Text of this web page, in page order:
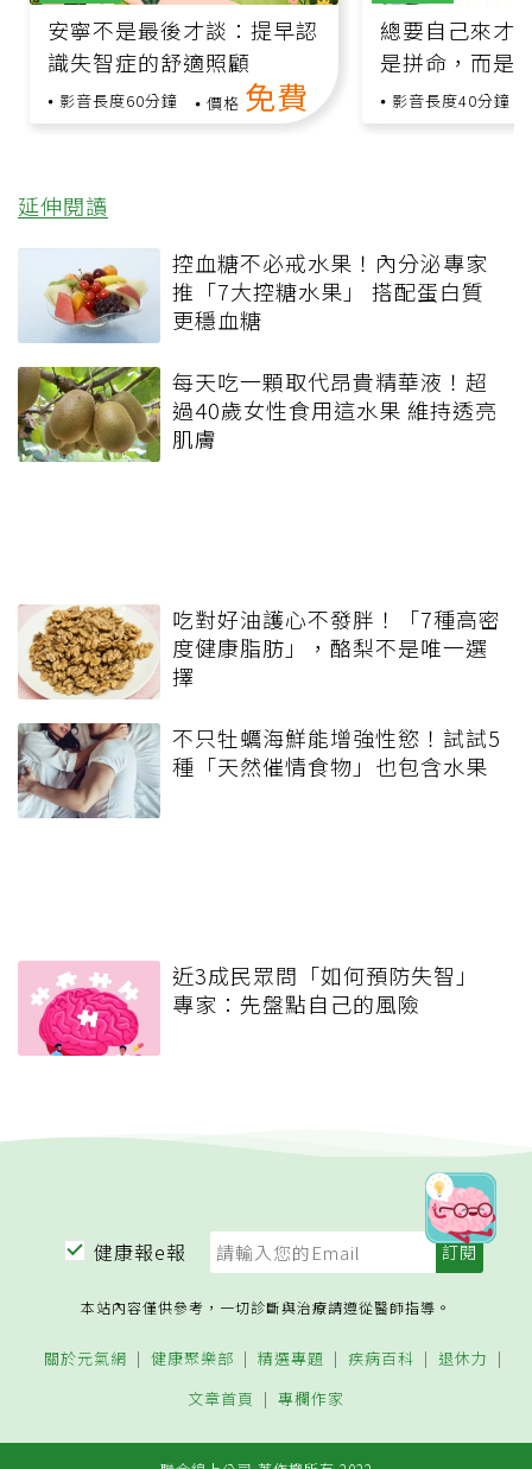
安寧不是最後才談：提早認
識失智症的舒適照顧
影音長度60分鐘 價格 免費
總要自己來才
是拼命，而是
影音長度40分鐘
延伸閱讀
控血糖不必戒水果！內分泌專家
推「7大控糖水果」 搭配蛋白質
更穩血糖
每天吃一顆取代昂貴精華液！超
過40歲女性食用這水果 維持透亮
肌膚
吃對好油護心不發胖！「7種高密
度健康脂肪」，酪梨不是唯一選
擇
不只牡蠣海鮮能增強性慾！試試5
種「天然催情食物」也包含水果
近3成民眾問「如何預防失智」
專家：先盤點自己的風險
健康報e報
本站內容僅供參考，一切診斷與治療請遵從醫師指導。
關於元氣網 健康聚樂部 精選專題 疾病百科
退休力
文章首頁
專欄作家